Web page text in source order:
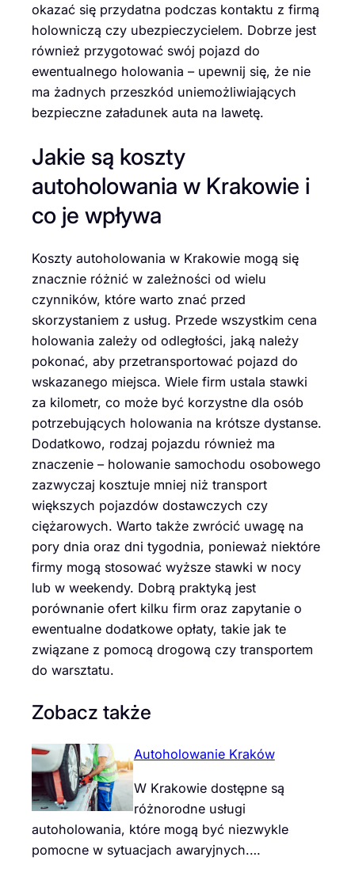
okazać się przydatna podczas kontaktu z firmą
holowniczą czy ubezpieczycielem. Dobrze jest
również przygotować swój pojazd do
ewentualnego holowania – upewnij się, że nie
ma żadnych przeszkód uniemożliwiających
bezpieczne załadunek auta na lawetę.
Jakie są koszty
autoholowania w Krakowie i
co je wpływa
Koszty autoholowania w Krakowie mogą się
znacznie różnić w zależności od wielu
czynników, które warto znać przed
skorzystaniem z usług. Przede wszystkim cena
holowania zależy od odległości, jaką należy
pokonać, aby przetransportować pojazd do
wskazanego miejsca. Wiele firm ustala stawki
za kilometr, co może być korzystne dla osób
potrzebujących holowania na krótsze dystanse.
Dodatkowo, rodzaj pojazdu również ma
znaczenie – holowanie samochodu osobowego
zazwyczaj kosztuje mniej niż transport
większych pojazdów dostawczych czy
ciężarowych. Warto także zwrócić uwagę na
pory dnia oraz dni tygodnia, ponieważ niektóre
firmy mogą stosować wyższe stawki w nocy
lub w weekendy. Dobrą praktyką jest
porównanie ofert kilku firm oraz zapytanie o
ewentualne dodatkowe opłaty, takie jak te
związane z pomocą drogową czy transportem
do warsztatu.
Zobacz także
Autoholowanie Kraków
W Krakowie dostępne są
różnorodne usługi
autoholowania, które mogą być niezwykle
pomocne w sytuacjach awaryjnych.…